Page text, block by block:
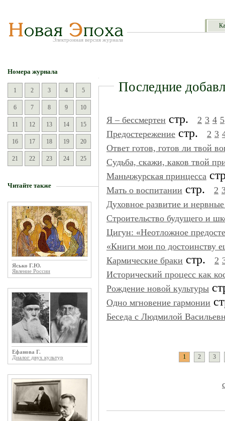
Электронная версия журнала
Номера журнала
1 2 3 4 5
6 7 8 9 10
11 12 13 14 15
16 17 18 19 20
21 22 23 24 25
Читайте также
Ясько Г.Ю.
Явление России
Ефанова Г.
Диалог двух культур
Последние
Я – бессмертен стр. 2 3 4 5
Предостережение стр. 2 3
Ответ готов, готов ли твой
Судьба, скажи, каков твой
Маньчжурская принцесса
Мать о воспитании стр. 2
Духовное развитие и нервные
Строительство будущего и
Цигун: «Неотложное
«Книги мои по достоинству
Кармические браки стр. 2
Исторический процесс как
Рождение новой культуры
Одно мгновение гармонии
Беседа с Людмилой
1 2 3